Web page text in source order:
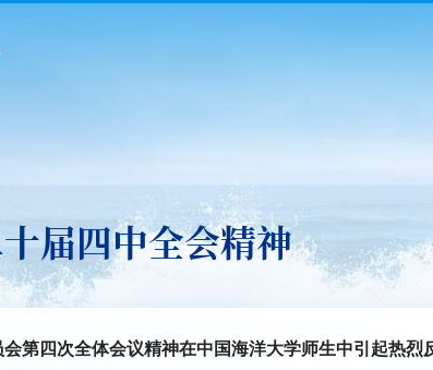
届四中全会精神
第四次全体会议精神在中国海洋大学师生中引起热烈